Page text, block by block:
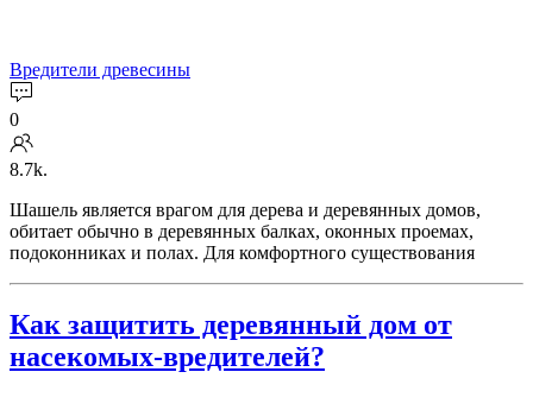
Вредители древесины
0
8.7k.
Шашель является врагом для дерева и деревянных домов,
обитает обычно в деревянных балках, оконных проемах,
подоконниках и полах. Для комфортного существования
Как защитить деревянный дом от
насекомых-вредителей?